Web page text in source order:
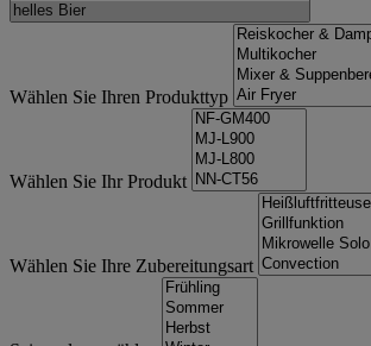
Wählen Sie Ihren Produkttyp
Wählen Sie Ihr Produkt
Wählen Sie Ihre Zubereitungsart